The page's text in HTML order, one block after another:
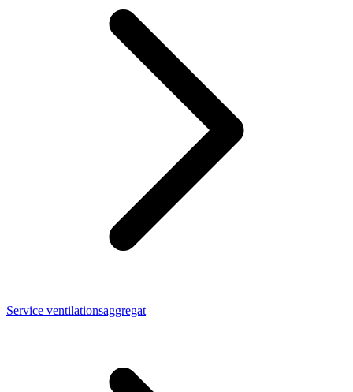
Service ventilationsaggregat